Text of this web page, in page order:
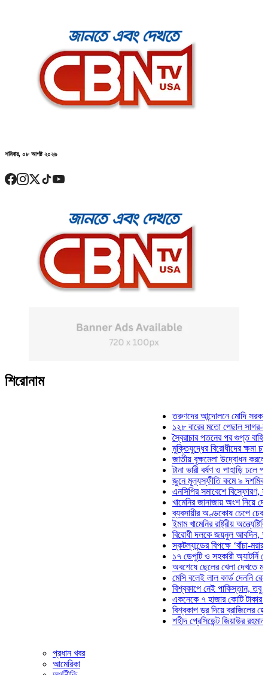
শনিবার, ০৮ আগষ্ট ২০২৬
শিরোনাম
তরুণদের আন্দোলনে মোদি সরকার
১২৮ বারের মতো পেছাল সাগর-রুনি
স্বৈরাচার পতনের পর গুপ্ত বাহিনীর
মুক্তিযুদ্ধের বিরোধীদের ক্ষমা চাইতে
জাতীয় বৃক্ষমেলা উদ্বোধন করলেন
টানা ভারী বর্ষণ ও পাহাড়ি ঢলে
জুনে মূল্যস্ফীতি কমে ৯ দশমিক ১৬
এনসিপির সমাবেশে বিস্ফোরণ,
খামেনির জানাজায় অংশ নিয়ে দেশে
ব্যবসায়ীর অণ্ডকোষ চেপে চেক-
ইমাম খামেনির রাষ্ট্রীয়
বিরোধী দলকে জয়নুল আবদিন,
স্কটল্যান্ডের বিপক্ষে ‘বাঁচা-মরার
১৭ ডেপুটি ও সহকারী অ্যাটর্নি
অবশেষে ছেলের খেলা দেখতে মাঠে
মেসি বলেই লাল কার্ড দেননি রেফারি!
বিশ্বকাপে নেই পাকিস্তান, তবু
একনেকে ৭ হাজার কোটি টাকার ৫
বিশ্বকাপ ড্র দিয়ে ব্রাজিলের হেক্সা
শহীদ প্রেসিডেন্ট জিয়াউর রহমান
প্রধান খবর
আমেরিকা